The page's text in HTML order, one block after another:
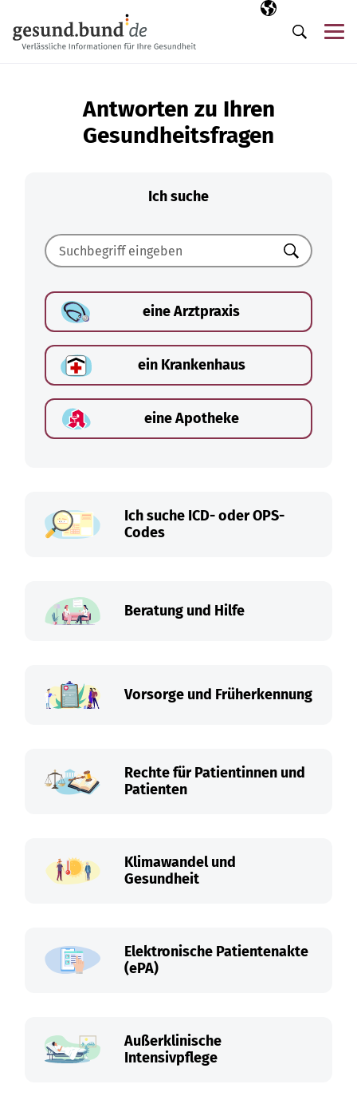
Ausgewählte
DE
Suche
Antworten zu Ihren
Gesundheitsfragen
Ich suche
Suchen
eine Arztpraxis
ein Krankenhaus
eine Apotheke
Ich suche ICD- oder OPS-
Codes
Beratung und Hilfe
Vorsorge und Früherkennung
Rechte für Patientinnen und
Patienten
Klimawandel und
Gesundheit
Elektronische Patientenakte
(ePA)
Außerklinische
Intensivpflege